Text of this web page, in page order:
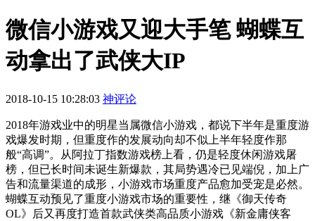
微信小游戏又迎大手笔 蝴蝶互
动拿出了武侠大IP
2018-10-15 10:28:03 神评论
2018年游戏业中的明星当属微信小游戏，都说下半年是重度游
戏爆发时期，但重度作的发展动向却不似上半年轻度作那
般“高调”。从阿拉丁指数游戏榜上看，仍是轻度休闲游戏屠
榜，但已长时间未诞生新爆款，其局势遇冷已见端倪，加上广
告和流量渠道的成形，小游戏市场重度产品愈加受宠是必然。
蝴蝶互动预见了重度小游戏市场的重要性，继《御天传奇
OL》后又再度打造首款武侠类高品质小游戏《新金庸侠客